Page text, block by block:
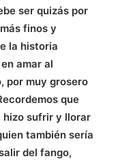
ser quizás por
finos y
la historia
amar al
por muy grosero
que
hizo sufrir y llorar
también sería
del fango,